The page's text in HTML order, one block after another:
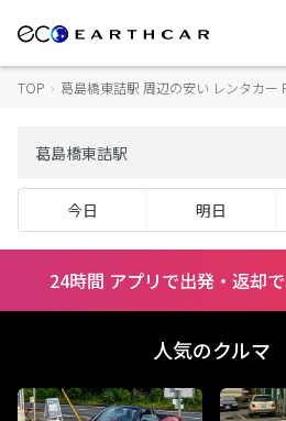
TOP › 葛島橋東詰駅 周辺の安い レンタカー
今日 明日
24時間 アプリで出発・返却
人気のクルマ